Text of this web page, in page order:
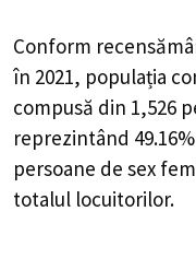
Conform
în 2021, populația
compusă din 1,526
reprezintând 49.16%
persoane de sex
totalul locuitorilor.